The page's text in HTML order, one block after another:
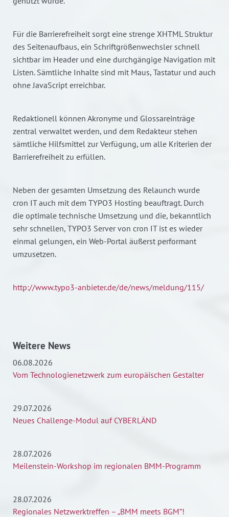
Für die Barrierefreiheit sorgt eine strenge XHTML Struktur
des Seitenaufbaus, ein Schriftgrößenwechsler schnell
sichtbar im Header und eine durchgängige Navigation mit
Listen. Sämtliche Inhalte sind mit Maus, Tastatur und auch
ohne JavaScript erreichbar.
Redaktionell können Akronyme und Glossareinträge
zentral verwaltet werden, und dem Redakteur stehen
sämtliche Hilfsmittel zur Verfügung, um alle Kriterien der
Barrierefreiheit zu erfüllen.
Neben der gesamten Umsetzung des Relaunch wurde
cron IT auch mit dem TYPO3 Hosting beauftragt. Durch
die optimale technische Umsetzung und die, bekanntlich
sehr schnellen, TYPO3 Server von cron IT ist es wieder
einmal gelungen, ein Web-Portal äußerst performant
umzusetzen.
http://www.typo3-anbieter.de/de/news/meldung/115/
Weitere News
06.08.2026
Vom Technologienetzwerk zum europäischen Gestalter
29.07.2026
Neues Challenge-Modul auf CYBERLÄND
28.07.2026
Meilenstein-Workshop im regionalen BMM-Programm
28.07.2026
Regionales Netzwerktreffen – „BMM meets BGM“!